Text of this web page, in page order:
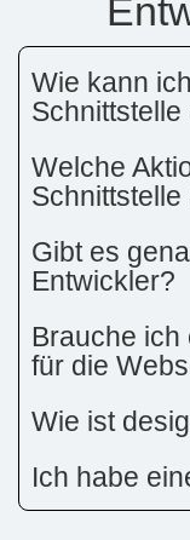
Wie kann
Welche
Gibt es
Entwickler?
Brauche
für die
Wie ist
Ich habe